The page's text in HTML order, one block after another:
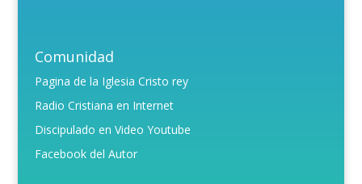
Comunidad
Pagina de la Iglesia Cristo rey
Radio Cristiana en Internet
Discipulado en Video Youtube
Facebook del Autor